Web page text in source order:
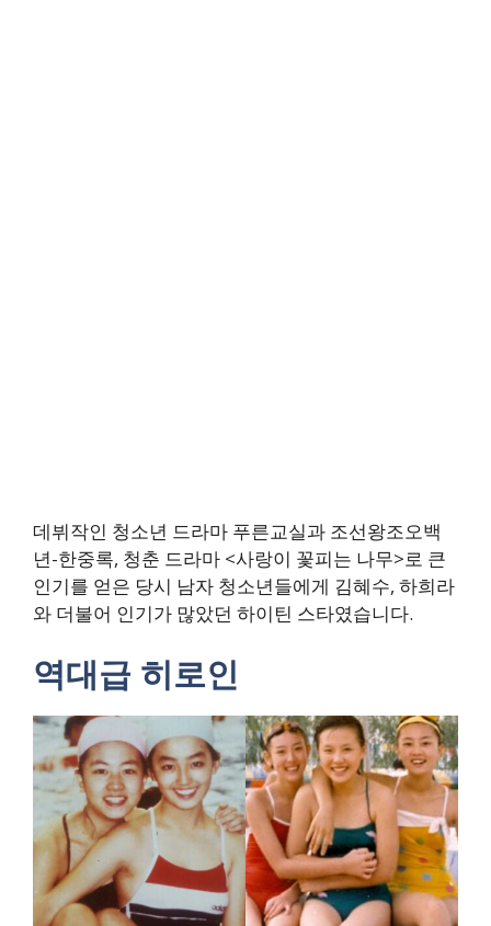
데뷔작인 청소년 드라마 푸른교실과 조선왕조오백
년-한중록, 청춘 드라마 <사랑이 꽃피는 나무>로 큰
인기를 얻은 당시 남자 청소년들에게 김혜수, 하희라
와 더불어 인기가 많았던 하이틴 스타였습니다.
역대급 히로인